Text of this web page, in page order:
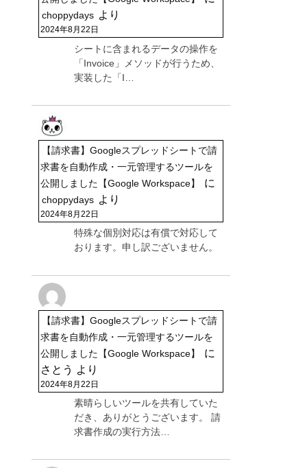
choppydays より
2024年8月22日
シートに含まれるデータの操作を
「Invoice」メソッドが行うため、
実装した「I…
【請求書】Googleスプレッドシートで請
求書を自動作成・一元管理するツールを
公開しました【Google Workspace】
に
choppydays より
2024年8月22日
特殊な個別対応は有償で対応して
おります。申し訳ございません。
【請求書】Googleスプレッドシートで請
求書を自動作成・一元管理するツールを
公開しました【Google Workspace】
に
さとう より
2024年8月22日
素晴らしいツールを共有していた
だき、ありがとうございます。 請
求書作成の実行方法…